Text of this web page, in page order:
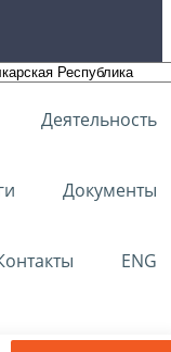
Деятельность
Документы
ENG